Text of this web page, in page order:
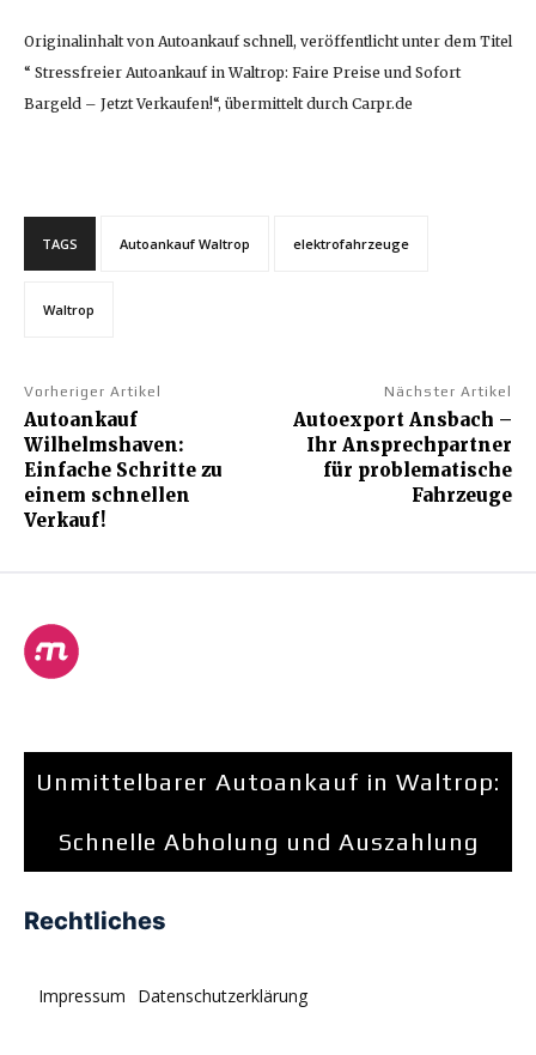
Originalinhalt von Autoankauf schnell, veröffentlicht unter dem Titel
“ Stressfreier Autoankauf in Waltrop: Faire Preise und Sofort
Bargeld – Jetzt Verkaufen!“, übermittelt durch Carpr.de
TAGS Autoankauf Waltrop elektrofahrzeuge
Waltrop
Vorheriger Artikel
Autoankauf
Wilhelmshaven:
Einfache Schritte zu
einem schnellen
Verkauf!
Nächster Artikel
Autoexport Ansbach –
Ihr Ansprechpartner
für problematische
Fahrzeuge
Unmittelbarer Autoankauf in Waltrop:
Schnelle Abholung und Auszahlung
Rechtliches
Impressum Datenschutzerklärung